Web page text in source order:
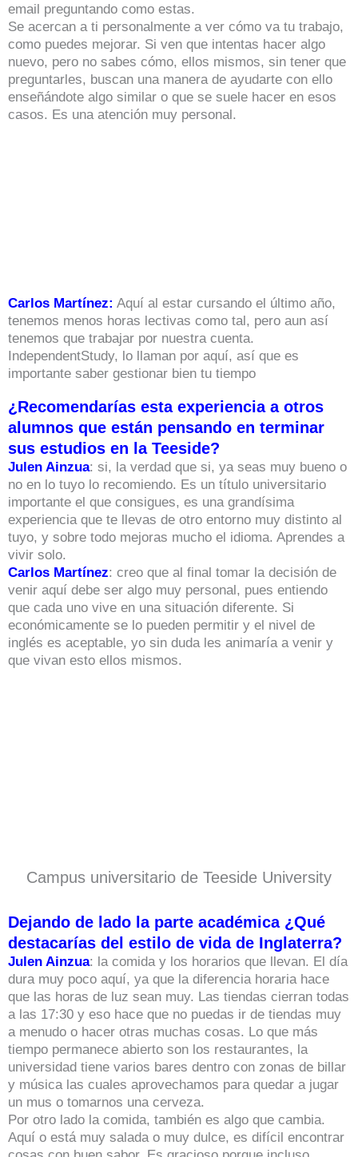
email preguntando como estas.
Se acercan a ti personalmente a ver cómo va tu trabajo,
como puedes mejorar. Si ven que intentas hacer algo
nuevo, pero no sabes cómo, ellos mismos, sin tener que
preguntarles, buscan una manera de ayudarte con ello
enseñándote algo similar o que se suele hacer en esos
casos. Es una atención muy personal.
Carlos Martínez: Aquí al estar cursando el último año,
tenemos menos horas lectivas como tal, pero aun así
tenemos que trabajar por nuestra cuenta.
IndependentStudy, lo llaman por aquí, así que es
importante saber gestionar bien tu tiempo
¿Recomendarías esta experiencia a otros
alumnos que están pensando en terminar
sus estudios en la Teeside?
Julen Ainzua: si, la verdad que si, ya seas muy bueno o
no en lo tuyo lo recomiendo. Es un título universitario
importante el que consigues, es una grandísima
experiencia que te llevas de otro entorno muy distinto al
tuyo, y sobre todo mejoras mucho el idioma. Aprendes a
vivir solo.
Carlos Martínez: creo que al final tomar la decisión de
venir aquí debe ser algo muy personal, pues entiendo
que cada uno vive en una situación diferente. Si
económicamente se lo pueden permitir y el nivel de
inglés es aceptable, yo sin duda les animaría a venir y
que vivan esto ellos mismos.
Campus universitario de Teeside University
Dejando de lado la parte académica ¿Qué
destacarías del estilo de vida de Inglaterra?
Julen Ainzua: la comida y los horarios que llevan. El día
dura muy poco aquí, ya que la diferencia horaria hace
que las horas de luz sean muy. Las tiendas cierran todas
a las 17:30 y eso hace que no puedas ir de tiendas muy
a menudo o hacer otras muchas cosas. Lo que más
tiempo permanece abierto son los restaurantes, la
universidad tiene varios bares dentro con zonas de billar
y música las cuales aprovechamos para quedar a jugar
un mus o tomarnos una cerveza.
Por otro lado la comida, también es algo que cambia.
Aquí o está muy salada o muy dulce, es difícil encontrar